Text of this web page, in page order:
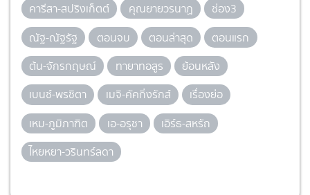
คารีสา-สปริงเก็ตต์ คุณยายวรนาฏ
ช่อง3
ณัฐ-ณัฐรัฐ
ตอนจบ ตอนล่าสุด
ตอนแรก
ต้น-จักรกฤษณ์
ทายาทอสูร
ย้อนหลัง
เบนซ์-พรชิตา
เมจิ-คัคกิ่งรักส์
เรื่องย่อ
เหม-ภูมิภาฑิต
เอ-อรุชา
เอิร์ธ-สหรัถ
ไหยหยา-วรินทร์ลดา